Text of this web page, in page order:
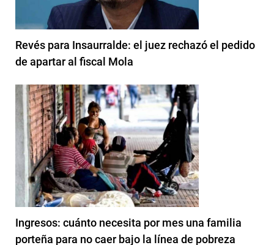
Revés para Insaurralde: el juez rechazó el pedido
de apartar al fiscal Mola
Ingresos: cuánto necesita por mes una familia
porteña para no caer bajo la línea de pobreza